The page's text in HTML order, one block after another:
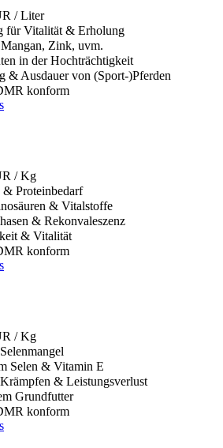
/ Liter
für Vitalität & Erholung
Zink, uvm.
in der Hochträchtigkeit
& Ausdauer von (Sport-)Pferden
konform
/ Kg
Proteinbedarf
& Vitalstoffe
& Rekonvaleszenz
& Vitalität
konform
/ Kg
Selen & Vitamin E
& Leistungsverlust
Grundfutter
konform